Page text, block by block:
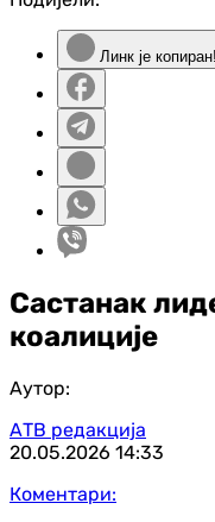
Линк је копиран!
Састанак
коалиције
Аутор:
АТВ редакција
20.05.2026 14:33
Коментари: